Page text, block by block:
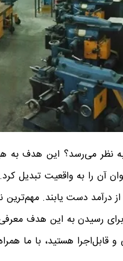
شما دست‌نیافتنی به نظر می‌رسد؟
آن را به واقعیت تبدیل
دست یابند. مهم‌ترین
۲۶ روش کاربردی و تست‌شده برای
قابل‌اجرا هستید، با ما